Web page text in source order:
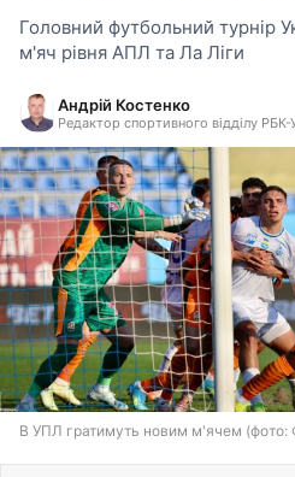
Головний футбольний турнір
м'яч рівня АПЛ та Ла Ліги
Андрій Костенко
Редактор спортивного відділу РБК-
В УПЛ гратимуть новим м'ячем